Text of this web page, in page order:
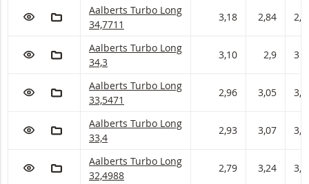
VOEG TOE AAN WATCHLIST
AAN PORTFOLIO TOEVOEGEN
Aalberts Turbo met ISIN code:
Aalberts Turbo Long
34,7711
3,18 2,84
VOEG TOE AAN WATCHLIST
AAN PORTFOLIO TOEVOEGEN
Aalberts Turbo met ISIN code:
Aalberts Turbo Long
34,3
3,10 2,9 3
VOEG TOE AAN WATCHLIST
AAN PORTFOLIO TOEVOEGEN
Aalberts Turbo met ISIN code:
Aalberts Turbo Long
33,5471
2,96 3,05
VOEG TOE AAN WATCHLIST
AAN PORTFOLIO TOEVOEGEN
Aalberts Turbo met ISIN code:
Aalberts Turbo Long
33,4
2,93 3,07
VOEG TOE AAN WATCHLIST
AAN PORTFOLIO TOEVOEGEN
Aalberts Turbo met ISIN code:
Aalberts Turbo Long
32,4988
2,79 3,24